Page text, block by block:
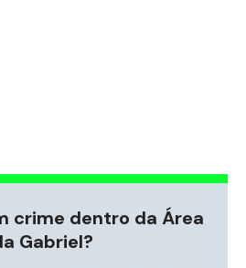
crime dentro da Área
Gabriel?